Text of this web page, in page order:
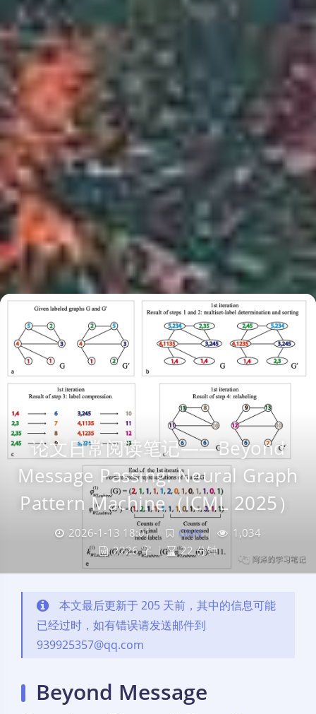
论文日常阅读笔记——Beyond
Message Passing: Neural Graph
Pattern Machine（ICML 2025）
2026-1-13 18:01 | GNN |
1,034
2226 字
| 22 分钟
本文最后更新于 205 天前，其中的信息可能
已经过时，如有错误请发送邮件到
939925357@qq.com
Beyond Message